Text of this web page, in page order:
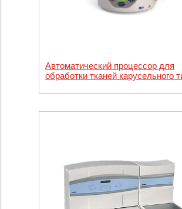
Автоматический процессор для
обработки тканей карусельного